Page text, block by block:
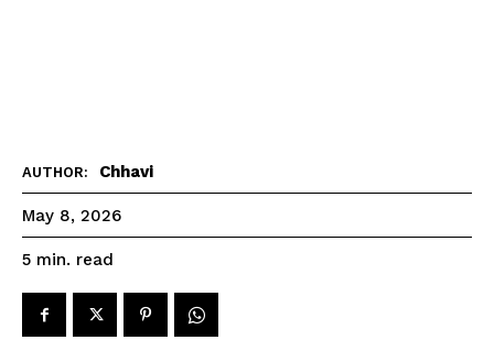
AUTHOR: Chhavi
May 8, 2026
5 min. read